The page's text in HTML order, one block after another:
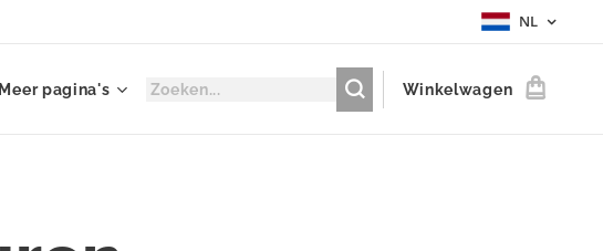
NL
Meer pagina's Winkelwagen